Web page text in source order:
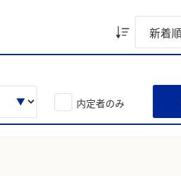
内定者のみ